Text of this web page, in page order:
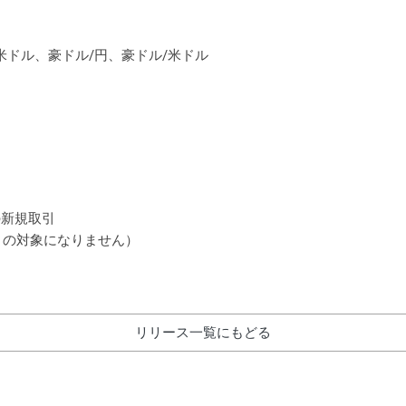
ル、豪ドル/円、豪ドル/米ドル
規取引
対象になりません）
リリース一覧にもどる